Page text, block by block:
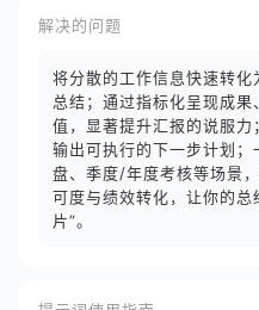
解决的问题
将分散的工作信息快速转
总结；通过指标化呈现成
值，显著提升汇报的说服力
输出可执行的下一步计划
盘、季度/年度考核等场景
可度与绩效转化，让你的总
片”。